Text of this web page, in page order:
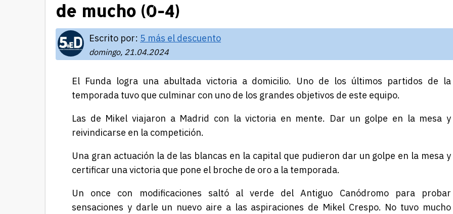
de mucho (0-4)
Escrito por: 5 más el descuento
domingo, 21.04.2024
El Funda logra una abultada victoria a domicilio. Uno de los últimos partidos de la
temporada tuvo que culminar con uno de los grandes objetivos de este equipo.
Las de Mikel viajaron a Madrid con la victoria en mente. Dar un golpe en la mesa y
reivindicarse en la competición.
Una gran actuación la de las blancas en la capital que pudieron dar un golpe en la mesa y
certificar una victoria que pone el broche de oro a la temporada.
Un once con modificaciones saltó al verde del Antiguo Canódromo para probar
sensaciones y darle un nuevo aire a las aspiraciones de Mikel Crespo. No tuvo mucho